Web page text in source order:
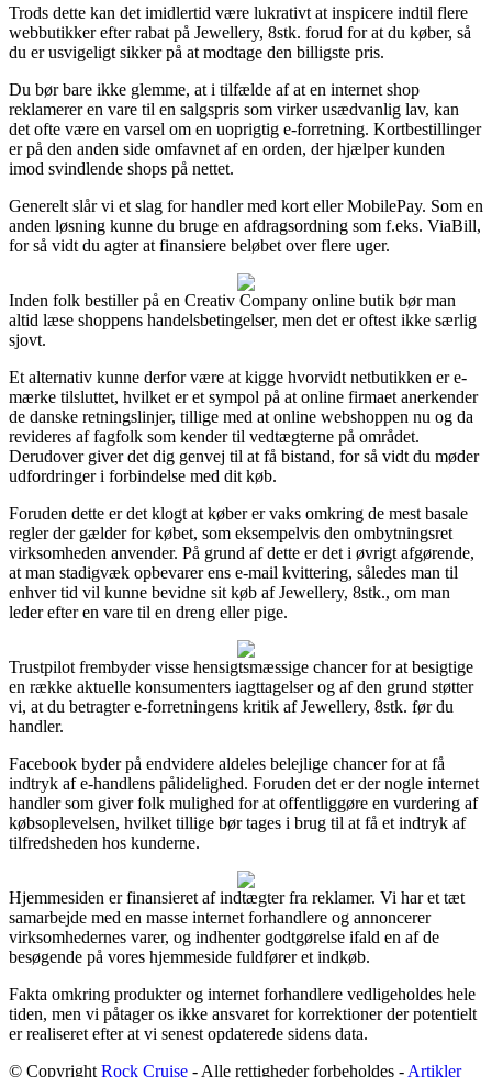
Trods dette kan det imidlertid være lukrativt at inspicere indtil flere
webbutikker efter rabat på Jewellery, 8stk. forud for at du køber, så
du er usvigeligt sikker på at modtage den billigste pris.
Du bør bare ikke glemme, at i tilfælde af at en internet shop
reklamerer en vare til en salgspris som virker usædvanlig lav, kan
det ofte være en varsel om en uoprigtig e-forretning. Kortbestillinger
er på den anden side omfavnet af en orden, der hjælper kunden
imod svindlende shops på nettet.
Generelt slår vi et slag for handler med kort eller MobilePay. Som en
anden løsning kunne du bruge en afdragsordning som f.eks. ViaBill,
for så vidt du agter at finansiere beløbet over flere uger.
Inden folk bestiller på en Creativ Company online butik bør man
altid læse shoppens handelsbetingelser, men det er oftest ikke særlig
sjovt.
Et alternativ kunne derfor være at kigge hvorvidt netbutikken er e-
mærke tilsluttet, hvilket er et sympol på at online firmaet anerkender
de danske retningslinjer, tillige med at online webshoppen nu og da
revideres af fagfolk som kender til vedtægterne på området.
Derudover giver det dig genvej til at få bistand, for så vidt du møder
udfordringer i forbindelse med dit køb.
Foruden dette er det klogt at køber er vaks omkring de mest basale
regler der gælder for købet, som eksempelvis den ombytningsret
virksomheden anvender. På grund af dette er det i øvrigt afgørende,
at man stadigvæk opbevarer ens e-mail kvittering, således man til
enhver tid vil kunne bevidne sit køb af Jewellery, 8stk., om man
leder efter en vare til en dreng eller pige.
Trustpilot frembyder visse hensigtsmæssige chancer for at besigtige
en række aktuelle konsumenters iagttagelser og af den grund støtter
vi, at du betragter e-forretningens kritik af Jewellery, 8stk. før du
handler.
Facebook byder på endvidere aldeles belejlige chancer for at få
indtryk af e-handlens pålidelighed. Foruden det er der nogle internet
handler som giver folk mulighed for at offentliggøre en vurdering af
købsoplevelsen, hvilket tillige bør tages i brug til at få et indtryk af
tilfredsheden hos kunderne.
Hjemmesiden er finansieret af indtægter fra reklamer. Vi har et tæt
samarbejde med en masse internet forhandlere og annoncerer
virksomhedernes varer, og indhenter godtgørelse ifald en af de
besøgende på vores hjemmeside fuldfører et indkøb.
Fakta omkring produkter og internet forhandlere vedligeholdes hele
tiden, men vi påtager os ikke ansvaret for korrektioner der potentielt
er realiseret efter at vi senest opdaterede sidens data.
© Copyright Rock Cruise - Alle rettigheder forbeholdes - Artikler